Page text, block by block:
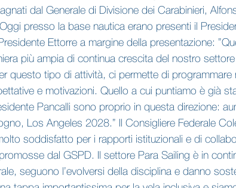
dal Generale di Divisione dei Carabinieri,
presso la base nautica erano presenti il
Ettorre a margine della presentazione:
più ampia di continua crescita del nostro
questo tipo di attività, ci permette di
e motivazioni. Quello a cui puntiamo è già
Pancalli sono proprio in questa direzione:
Los Angeles 2028.” Il Consigliere Federale
soddisfatto per i rapporti istituzionali e di
dal GSPD. Il settore Para Sailing è in
seguono l’evolversi della disciplina e danno